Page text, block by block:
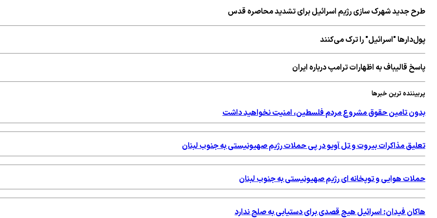
طرح جدید شهرک سازی رژیم اسرائیل برای تشدید محاصره قدس
پول‌دارها "اسرائیل" را ترک می‌کنند
پاسخ قالیباف به اظهارات ترامپ درباره ایران
پربیننده ترین خبرها
بدون تامین حقوق مشروع مردم فلسطین، امنیت نخواهید داشت
تعلیق مذاکرات بیروت و تل آویو در پی حملات رژیم صهیونیستی به جنوب لبنان
حملات هوایی و توپخانه ای رژیم صهیونیستی به جنوب لبنان
هاکان فیدان: اسرائیل هیچ قصدی برای دستیابی به صلح ندارد